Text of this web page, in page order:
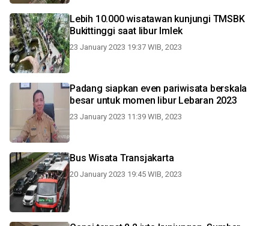
Lebih 10.000 wisatawan kunjungi TMSBK
Bukittinggi saat libur Imlek
23 January 2023 19:37 WIB, 2023
Padang siapkan even pariwisata berskala
besar untuk momen libur Lebaran 2023
23 January 2023 11:39 WIB, 2023
Bus Wisata Transjakarta
20 January 2023 19:45 WIB, 2023